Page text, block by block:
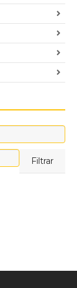
Filtrar